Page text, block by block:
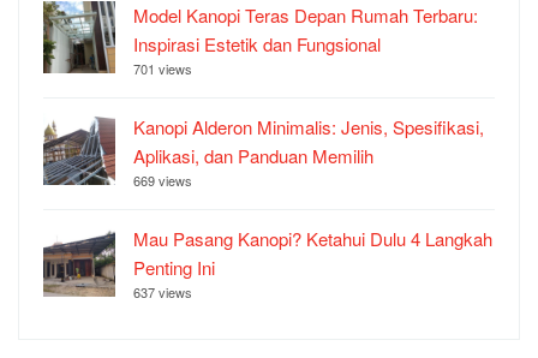
Model Kanopi Teras Depan Rumah Terbaru:
Inspirasi Estetik dan Fungsional
701 views
Kanopi Alderon Minimalis: Jenis, Spesifikasi,
Aplikasi, dan Panduan Memilih
669 views
Mau Pasang Kanopi? Ketahui Dulu 4 Langkah
Penting Ini
637 views